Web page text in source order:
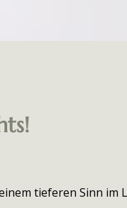
tieferen Sinn im